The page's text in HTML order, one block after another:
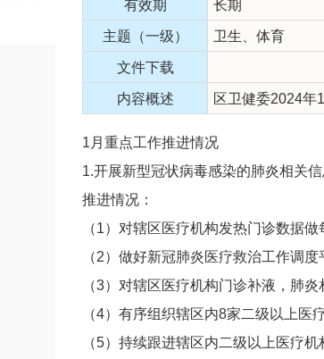
有效期 长期
主题（一级） 卫生、体育
文件下载
内容概述 区卫健委2024年
1月重点工作推进情况
1.开展新型冠状病毒感染的肺炎相关信
推进情况：
（1）对辖区医疗机构发热门诊数据做
（2）做好新冠肺炎医疗救治工作调度
（3）对辖区医疗机构门诊补液，肺
（4）有序组织辖区内8家二级以上医
（5）持续跟进辖区内二级以上医疗